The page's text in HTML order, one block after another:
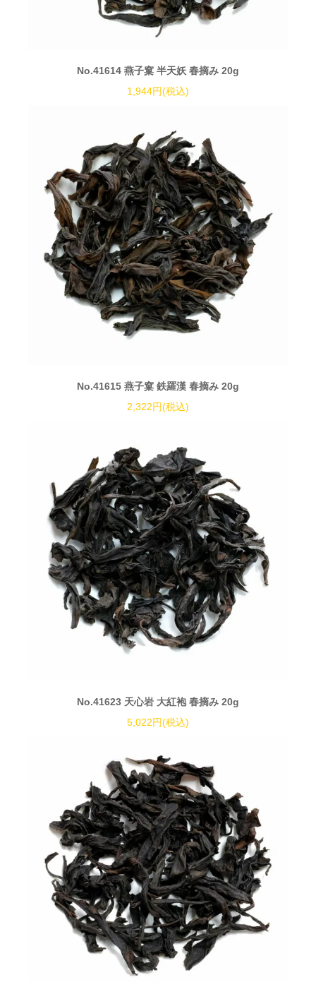
No.41614 燕子窠 半天妖 春摘み 20g
1,944円(税込)
No.41615 燕子窠 鉄羅漢 春摘み 20g
2,322円(税込)
No.41623 天心岩 大紅袍 春摘み 20g
5,022円(税込)